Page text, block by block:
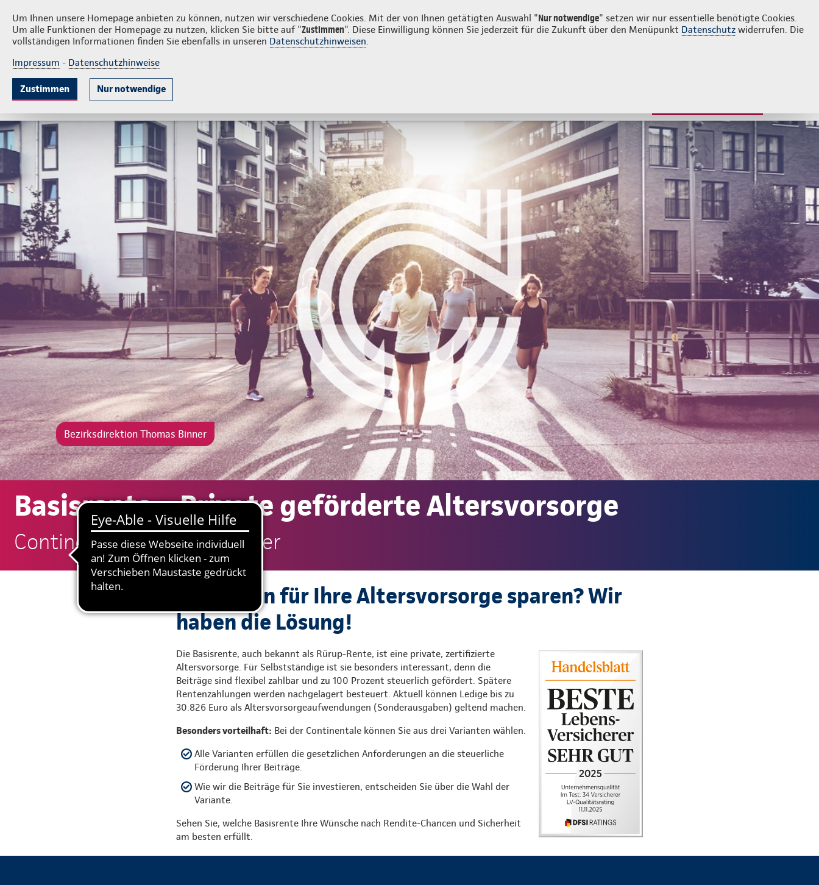
Um Ihnen unsere Homepage anbieten zu können, nutzen wir verschiedene Cookies. Mit der von Ihnen getätigten Auswahl "Nur notwendige" setzen wir nur essentielle benötigte Cookies.
Um alle Funktionen der Homepage zu nutzen, klicken Sie bitte auf "Zustimmen". Diese Einwilligung können Sie jederzeit für die Zukunft über den Menüpunkt Datenschutz widerrufen. Die
vollständigen Informationen finden Sie ebenfalls in unseren Datenschutzhinweisen.
Impressum - Datenschutzhinweise
Zustimmen Nur notwendige
Thomas Binner Privatkunden Firmenkunden Login Kontakt 0611 95007630
KrankenversicherungLebensversicherung
Bezirksdirektion Thomas Binner
Basisrente – Private geförderte Altersvorsorge
Continentale: Thomas Binner
Sie wollen für Ihre Altersvorsorge sparen? Wir
haben die Lösung!
Die Basisrente, auch bekannt als Rürup-Rente, ist eine private, zertifizierte
Altersvorsorge. Für Selbstständige ist sie besonders interessant, denn die
Beiträge sind flexibel zahlbar und zu 100 Prozent steuerlich gefördert. Spätere
Rentenzahlungen werden nachgelagert besteuert. Aktuell können Ledige bis zu
30.826 Euro als Altersvorsorgeaufwendungen (Sonderausgaben) geltend machen.
Besonders vorteilhaft: Bei der Continentale können Sie aus drei Varianten wählen.
Alle Varianten erfüllen die gesetzlichen Anforderungen an die steuerliche
Förderung Ihrer Beiträge.
Wie wir die Beiträge für Sie investieren, entscheiden Sie über die Wahl der
Variante.
Sehen Sie, welche Basisrente Ihre Wünsche nach Rendite-Chancen und Sicherheit
am besten erfüllt.